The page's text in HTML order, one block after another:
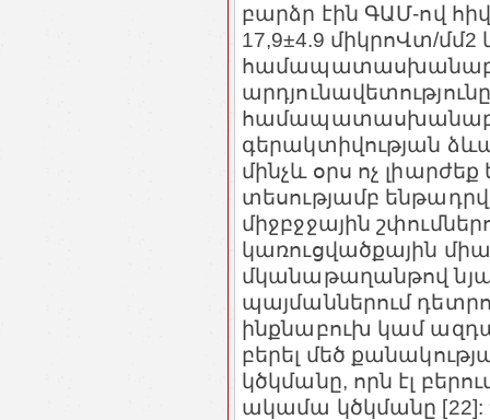
բարձր էին ԳԱՄ-ով
17,9±4.9 միկրոՎտ/մմ2
գերակտիվության
մինչև օրս ոչ
տեսությամբ
միջբջջային
կառուցվածքային
մկանաթաղանթով
պայմաններում
ինքնաբուխ կամ
բերել մեծ
կծկմանը, որն էլ
ակամա կծկմանը [22]: